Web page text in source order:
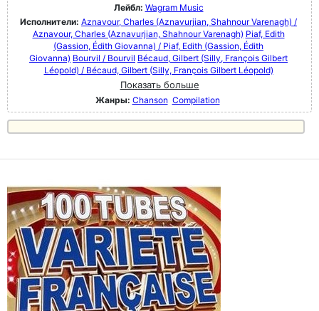
Лейбл: Wagram Music
Исполнители: Aznavour, Charles (Aznavurjian, Shahnour Varenagh) /
Aznavour, Charles (Aznavurjian, Shahnour Varenagh) Piaf, Edith
(Gassion, Édith Giovanna) / Piaf, Edith (Gassion, Édith
Giovanna) Bourvil / Bourvil Bécaud, Gilbert (Silly, François Gilbert
Léopold) / Bécaud, Gilbert (Silly, François Gilbert Léopold)
Показать больше
Жанры: Chanson Compilation